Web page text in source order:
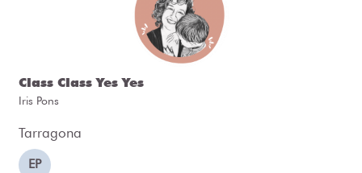
Class Class Yes Yes
Iris Pons
Tarragona
EP